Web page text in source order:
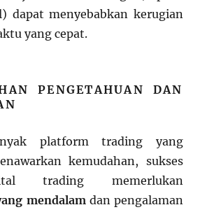
dapat menyebabkan kerugian
yang cepat.
PENGETAHUAN DAN
platform trading yang
kemudahan, sukses
trading memerlukan
mendalamdan pengalaman